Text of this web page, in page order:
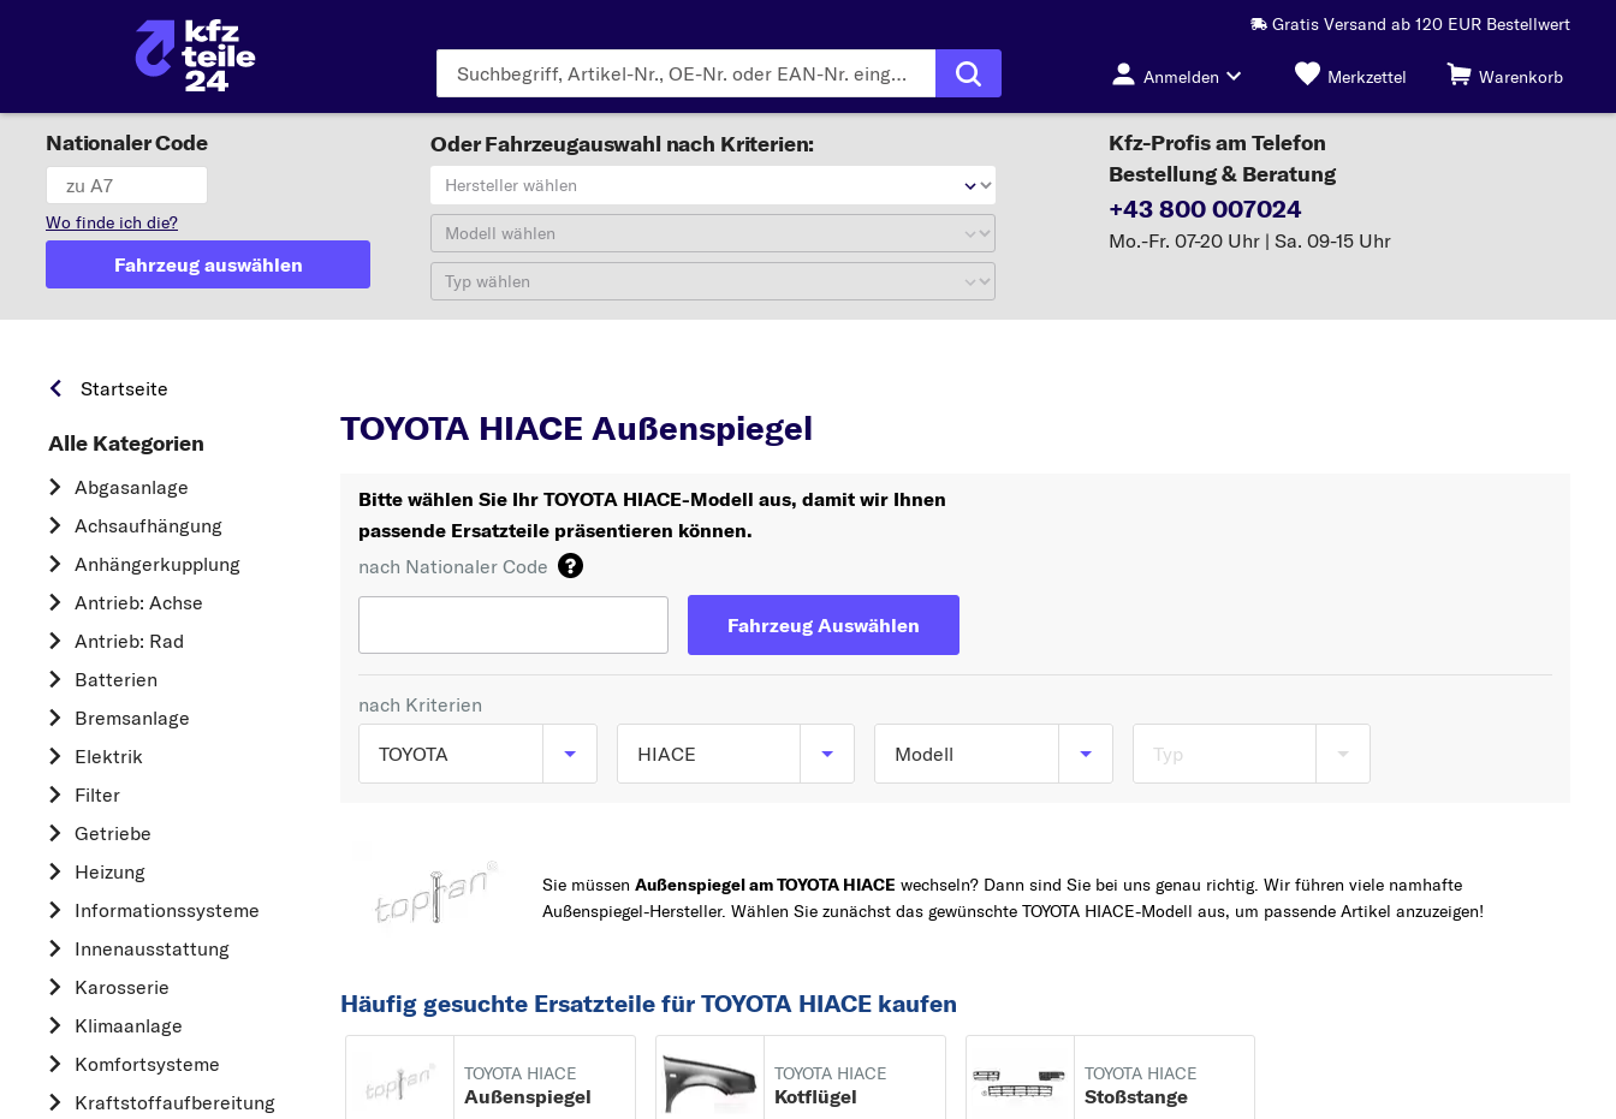
Gratis Versand ab 120 EUR Bestellwert
Anmelden Merkzettel Warenkorb
Nationaler Code
Wo finde ich die?
Fahrzeug auswählen
Oder Fahrzeugauswahl nach Kriterien:
Hersteller wählen
Modell wählen
Typ wählen
Kfz-Profis am Telefon
Bestellung & Beratung
+43 800 007024
Mo.-Fr. 07-20 Uhr | Sa. 09-15 Uhr
Startseite
Alle Kategorien
Abgasanlage
Achsaufhängung
Anhängerkupplung
Antrieb: Achse
Antrieb: Rad
Batterien
Bremsanlage
Elektrik
Filter
Getriebe
Heizung
Informationssysteme
Innenausstattung
Karosserie
Klimaanlage
Komfortsysteme
Kraftstoff­aufbereitung
TOYOTA HIACE Außenspiegel
Bitte wählen Sie Ihr TOYOTA HIACE-Modell aus, damit wir Ihnen
passende Ersatzteile präsentieren können.
nach Nationaler Code
Fahrzeug Auswählen
nach Kriterien
TOYOTA
MERCEDES-BENZ
AUDI
A
ALFA ROMEO
AUDI
HIACE
COROLLA
AVENSIS
AURIS
AURIS
AURIS TOURING
Modell
LH5_, YH5_, YH6_) ab
08/1987 bis 07/2006
_H2_) ab 08/1995
HIACE IV Kasten
(LXH1_, RZH1_, LH1_)
ab 08/1995
Typ
Sie müssen Außenspiegel am TOYOTA HIACE wechseln? Dann sind Sie bei uns genau richtig. Wir führen viele namhafte
Außenspiegel-Hersteller. Wählen Sie zunächst das gewünschte TOYOTA HIACE-Modell aus, um passende Artikel anzuzeigen!
Häufig gesuchte Ersatzteile für TOYOTA HIACE kaufen
TOYOTA HIACE
Außenspiegel
TOYOTA HIACE
Kotflügel
TOYOTA HIACE
Stoßstange